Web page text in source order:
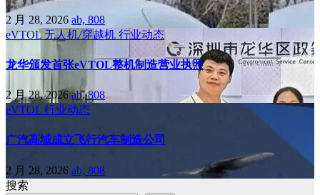
2 月 28, 2026 ab, 808
eVTOL 无人机/穿越机 行业动态
龙华颁发首张eVTOL整机制造营业执照
2 月 28, 2026ab, 808
eVTOL 行业动态
广汽高域成立飞行汽车制造公司
2 月 28, 2026 ab, 808
搜索